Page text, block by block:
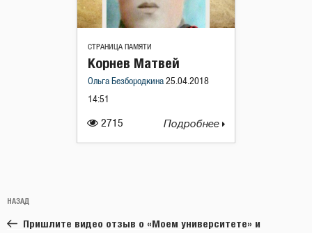
СТРАНИЦА ПАМЯТИ
2715
Корнев Матвей
Ольга Безбородкина 25.04.2018
14:51
Подробнее
по
записям
Предыдущая
запись:
НАЗАД
Пришлите видео отзыв о «Моем университете» и